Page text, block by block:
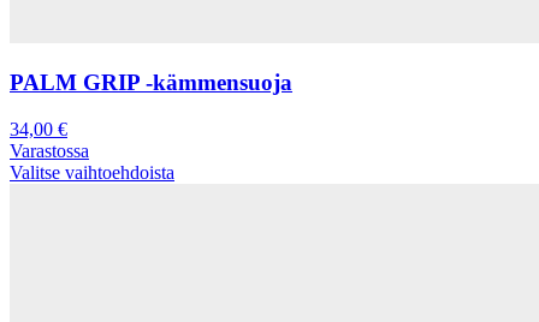
PALM GRIP -kämmensuoja
34,00 €
Varastossa
Valitse vaihtoehdoista